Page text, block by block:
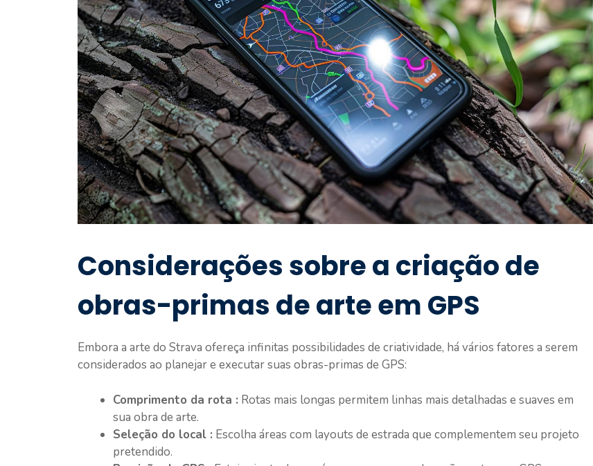
Considerações sobre a criação de
obras-primas de arte em GPS
Embora a arte do Strava ofereça infinitas possibilidades de criatividade, há vários fatores a serem
considerados ao planejar e executar suas obras-primas de GPS:
Comprimento da rota : Rotas mais longas permitem linhas mais detalhadas e suaves em
sua obra de arte.
Seleção do local : Escolha áreas com layouts de estrada que complementem seu projeto
pretendido.